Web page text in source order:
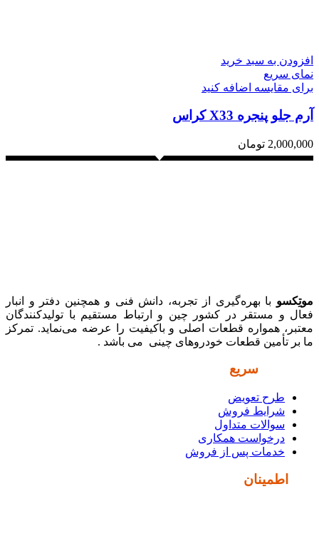
افزودن به سبد خرید
نمای سریع
برای مقایسه اضافه کنید
آرم جلو پنجره X33 کراس
2,000,000 تومان
موتِکسو با بهره‌گیری از تجربه، دانش فنی و همچنین دفتر و انبار
فعال و مستقر در کشور چین و ارتباط مستقیم با تولیدکنندگان
معتبر، همواره قطعات اصلی و باکیفیت را عرضه می‌نماید. تمرکز
ما بر تأمین قطعات خودروهای چینی می باشد .
سریع
طرح تعویض
شرایط فروش
سوالات متداول
درخواست همکاری
خدمات پس از فروش
اطمینان